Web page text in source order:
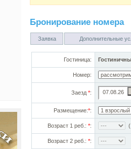
Бронирование номера
Заявка Дополнительные
Гостиница:
Номер:
Заезд *:
Размещение:*:
Возраст 1 реб.: *:
Возраст 2 реб.: *: